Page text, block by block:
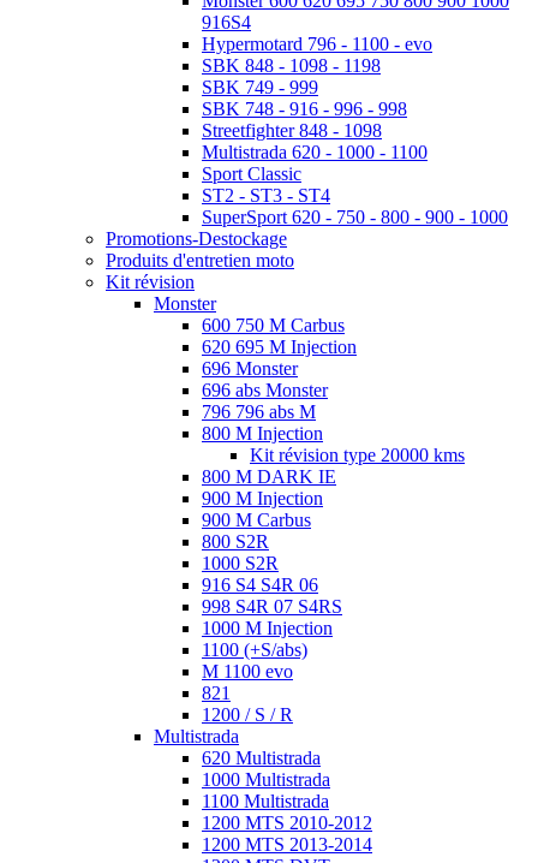
916S4
Hypermotard 796 - 1100 - evo
SBK 848 - 1098 - 1198
SBK 749 - 999
SBK 748 - 916 - 996 - 998
Streetfighter 848 - 1098
Multistrada 620 - 1000 - 1100
Sport Classic
ST2 - ST3 - ST4
SuperSport 620 - 750 - 800 - 900 - 1000
Promotions-Destockage
Produits d'entretien moto
Kit révision
Monster
600 750 M Carbus
620 695 M Injection
696 Monster
696 abs Monster
796 796 abs M
800 M Injection
Kit révision type 20000 kms
800 M DARK IE
900 M Injection
900 M Carbus
800 S2R
1000 S2R
916 S4 S4R 06
998 S4R 07 S4RS
1000 M Injection
1100 (+S/abs)
M 1100 evo
821
1200 / S / R
Multistrada
620 Multistrada
1000 Multistrada
1100 Multistrada
1200 MTS 2010-2012
1200 MTS 2013-2014